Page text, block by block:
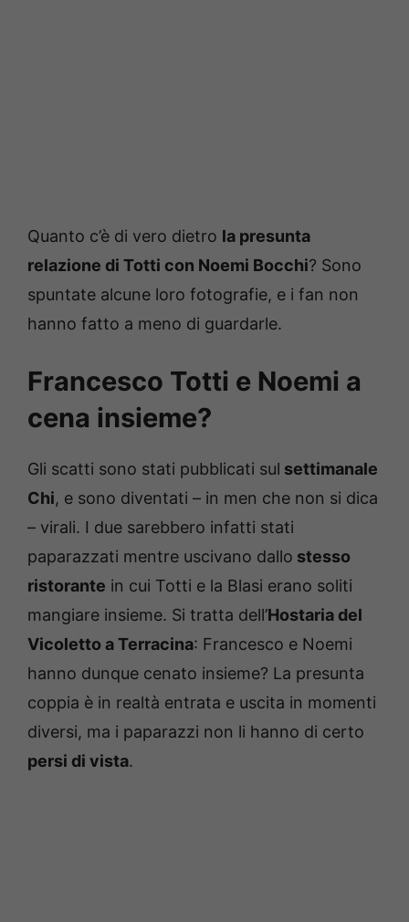
Quanto c’è di vero dietro la presunta
relazione di Totti con Noemi Bocchi? Sono
spuntate alcune loro fotografie, e i fan non
hanno fatto a meno di guardarle.
Francesco Totti e Noemi a
cena insieme?
Gli scatti sono stati pubblicati sul settimanale
Chi, e sono diventati – in men che non si dica
– virali. I due sarebbero infatti stati
paparazzati mentre uscivano dallo stesso
ristorante in cui Totti e la Blasi erano soliti
mangiare insieme. Si tratta dell’Hostaria del
Vicoletto a Terracina: Francesco e Noemi
hanno dunque cenato insieme? La presunta
coppia è in realtà entrata e uscita in momenti
diversi, ma i paparazzi non li hanno di certo
persi di vista.